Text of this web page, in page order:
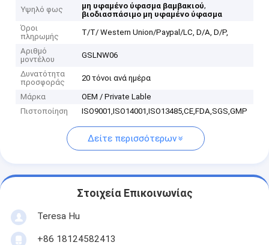
Υψηλό φως μη υφαμένο ύφασμα βαμβακιού,
βιοδιασπάσιμο μη υφαμένο ύφασμα
Όροι
πληρωμής
T/T/ Western Union/Paypal/LC, D/A, D/P,
Αριθμό
μοντέλου
GSLNW06
Δυνατότητα
προσφοράς
20 τόνοι ανά ημέρα
Μάρκα
OEM / Private Lable
Πιστοποίηση
ISO9001,ISO14001,ISO13485,CE,FDA,SGS,GMP
Δείτε περισσότερων
Στοιχεία Επικοινωνίας
Teresa Hu
+86 18124582413